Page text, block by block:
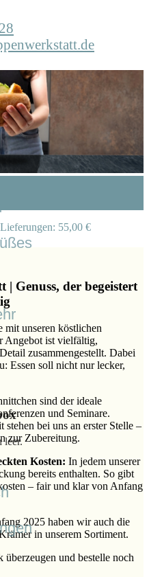
leer.
55,00 €
Genuss, der begeistert
unseren köstlichen
Angebot ist vielfältig,
zusammengestellt. Dabei
Essen soll nicht nur lecker,
sind der ideale
und Seminare.
bei uns an erster Stelle –
zur Zubereitung.
Kosten: In jedem unserer
bereits enthalten. So gibt
– fair und klar von Anfang
2025 haben wir auch die
in unserem Sortiment.
und bestelle noch